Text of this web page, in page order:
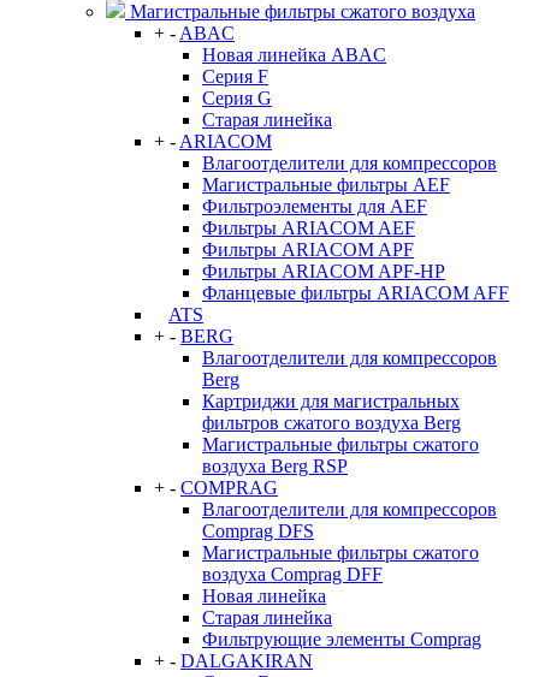
Магистральные фильтры сжатого воздуха
+ - ABAC
Новая линейка ABAC
Серия F
Серия G
Старая линейка
+ - ARIACOM
Влагоотделители для компрессоров
Магистральные фильтры AEF
Фильтроэлементы для AEF
Фильтры ARIACOM AEF
Фильтры ARIACOM APF
Фильтры ARIACOM APF-HP
Фланцевые фильтры ARIACOM AFF
ATS
+ - BERG
Влагоотделители для компрессоров
Berg
Картриджи для магистральных
фильтров сжатого воздуха Berg
Магистральные фильтры сжатого
воздуха Berg RSP
+ - COMPRAG
Влагоотделители для компрессоров
Comprag DFS
Магистральные фильтры сжатого
воздуха Comprag DFF
Новая линейка
Старая линейка
Фильтрующие элементы Comprag
+ - DALGAKIRAN